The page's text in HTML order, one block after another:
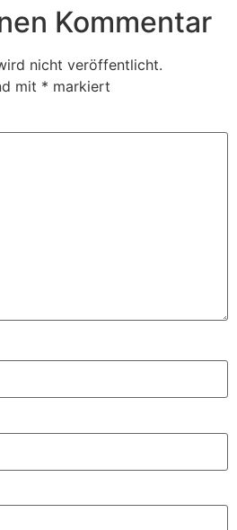
Kommentar
nicht veröffentlicht.
mit * markiert